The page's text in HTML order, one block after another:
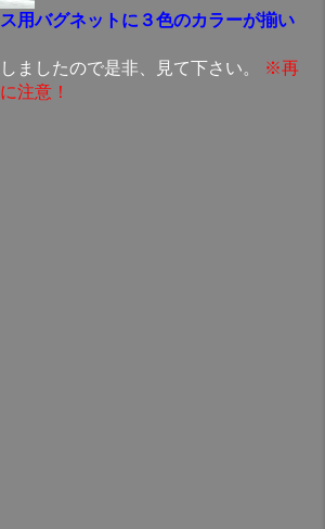
用バグネットに３色のカラーが揃い
ましたので是非、見て下さい。
※再
注意！